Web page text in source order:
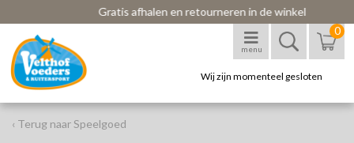
Gratis afhalen en retourneren in de winkel
menu
0
Wij zijn momenteel gesloten
‹ Terug naar Speelgoed